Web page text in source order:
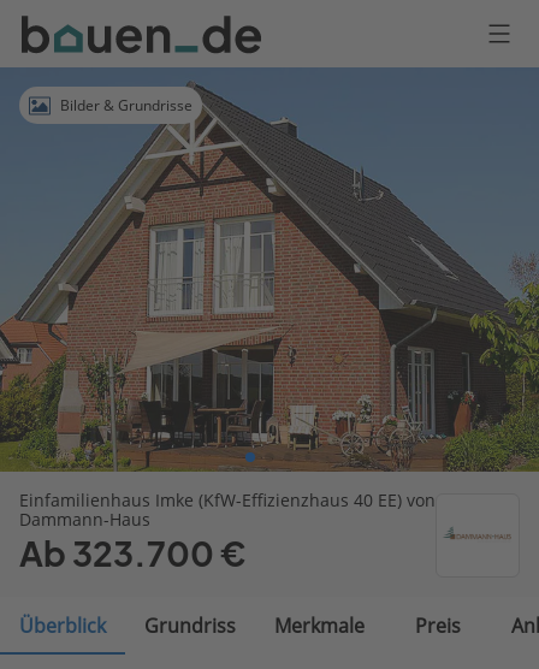
Bauen
Logo
AnmeldenBilder & Grundrisse
Einfamilienhaus Imke (KfW-Effizienzhaus 40 EE) von
Dammann-Haus
Ab 323.700 €
Überblick Grundriss Merkmale Preis